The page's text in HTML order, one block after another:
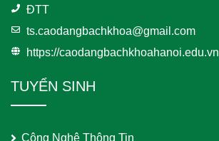
ĐTT
ts.caodangbachkhoa@gmail.com
https://caodangbachkhoahanoi.edu.vn
TUYỂN SINH
Công Nghệ Thông Tin